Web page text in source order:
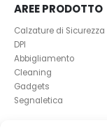
AREE PRODOTTO
Calzature di Sicurezza
DPI
Abbigliamento
Cleaning
Gadgets
Segnaletica